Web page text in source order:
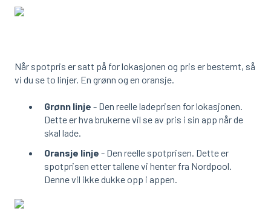
Når spotpris er satt på for lokasjonen og pris er bestemt, så
vi du se to linjer. En grønn og en oransje.
Grønn linje - Den reelle ladeprisen for lokasjonen.
Dette er hva brukerne vil se av pris i sin app når de
skal lade.
Oransje linje - Den reelle spotprisen. Dette er
spotprisen etter tallene vi henter fra Nordpool.
Denne vil ikke dukke opp i appen.